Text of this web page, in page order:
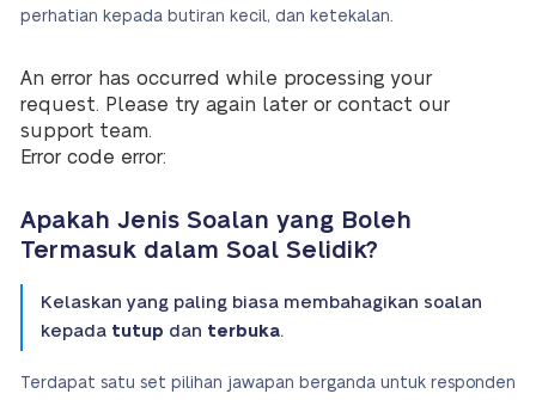
perhatian kepada butiran kecil, dan ketekalan.
An error has occurred while processing your
request. Please try again later or contact our
support team.
Error code error:
Apakah Jenis Soalan yang Boleh
Termasuk dalam Soal Selidik?
Kelaskan yang paling biasa membahagikan soalan
kepada tutup dan terbuka.
Terdapat satu set pilihan jawapan berganda untuk responden